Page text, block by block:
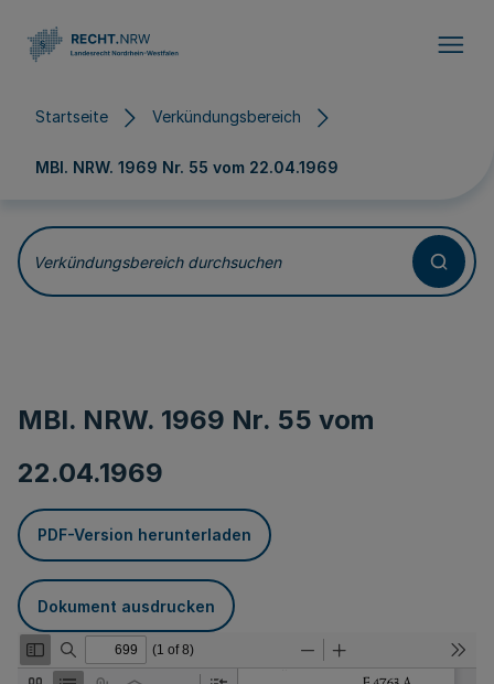
Startseite Verkündungsbereich
MBl. NRW. 1969 Nr. 55 vom 22.04.1969
Verkündungsbereich durchsuchen
MBl. NRW. 1969 Nr. 55 vom
22.04.1969
PDF-Version herunterladen
Dokument ausdrucken